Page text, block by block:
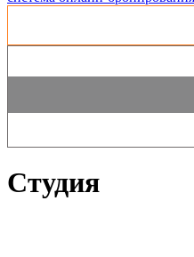
Студия